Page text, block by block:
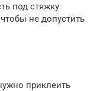
под стяжку
не допустить
приклеить